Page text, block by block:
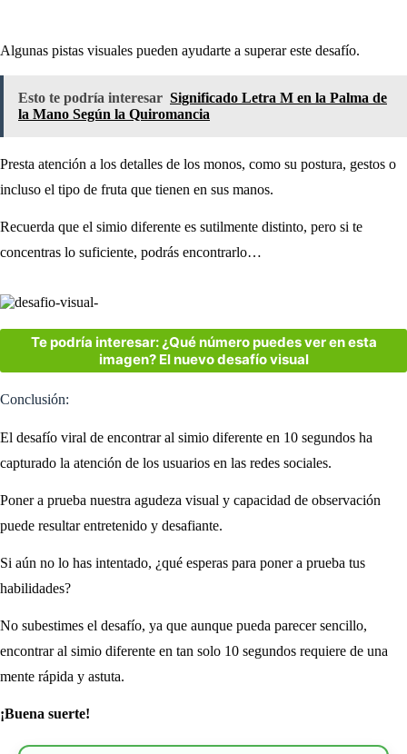
Algunas pistas visuales pueden ayudarte a superar este desafío.
Esto te podría interesar Significado Letra M en la Palma de
la Mano Según la Quiromancia
Presta atención a los detalles de los monos, como su postura, gestos o
incluso el tipo de fruta que tienen en sus manos.
Recuerda que el simio diferente es sutilmente distinto, pero si te
concentras lo suficiente, podrás encontrarlo…
Te podría interesar: ¿Qué número puedes ver en esta
imagen? El nuevo desafío visual
Conclusión:
El desafío viral de encontrar al simio diferente en 10 segundos ha
capturado la atención de los usuarios en las redes sociales.
Poner a prueba nuestra agudeza visual y capacidad de observación
puede resultar entretenido y desafiante.
Si aún no lo has intentado, ¿qué esperas para poner a prueba tus
habilidades?
No subestimes el desafío, ya que aunque pueda parecer sencillo,
encontrar al simio diferente en tan solo 10 segundos requiere de una
mente rápida y astuta.
¡Buena suerte!